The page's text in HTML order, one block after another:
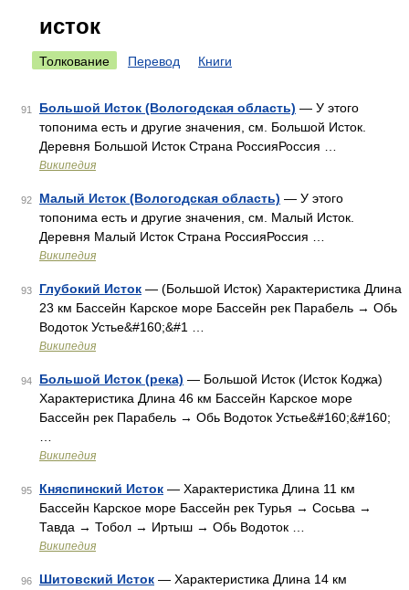
исток
Толкование Перевод Книги
91 Большой Исток (Вологодская область) — У этого
топонима есть и другие значения, см. Большой Исток.
Деревня Большой Исток Страна РоссияРоссия …
Википедия
92 Малый Исток (Вологодская область) — У этого
топонима есть и другие значения, см. Малый Исток.
Деревня Малый Исток Страна РоссияРоссия …
Википедия
93 Глубокий Исток — (Большой Исток) Характеристика Длина
23 км Бассейн Карское море Бассейн рек Парабель → Обь
Водоток Устье&#160;&#1 …
Википедия
94 Большой Исток (река) — Большой Исток (Исток Коджа)
Характеристика Длина 46 км Бассейн Карское море
Бассейн рек Парабель → Обь Водоток Устье&#160;&#160;
Википедия
95 Княспинский Исток — Характеристика Длина 11 км
Бассейн Карское море Бассейн рек Турья → Сосьва →
Тавда → Тобол → Иртыш → Обь Водоток …
Википедия
96 Шитовский Исток — Характеристика Длина 14 км